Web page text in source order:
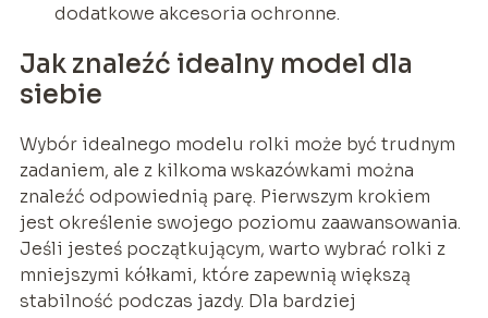
dodatkowe akcesoria ochronne.
Jak znaleźć idealny model dla
siebie
Wybór idealnego modelu rolki może być trudnym
zadaniem, ale z kilkoma wskazówkami można
znaleźć odpowiednią parę. Pierwszym krokiem
jest określenie swojego poziomu zaawansowania.
Jeśli jesteś początkującym, warto wybrać rolki z
mniejszymi kółkami, które zapewnią większą
stabilność podczas jazdy. Dla bardziej